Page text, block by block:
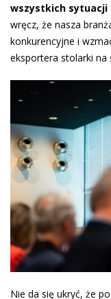
wszystkich sytuacji
wręcz, że nasza
konkurencyjne i
eksportera stolarki na
Nie da się ukryć, że